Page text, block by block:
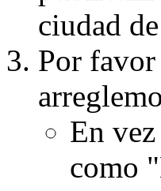
ciudad
Por
En
como